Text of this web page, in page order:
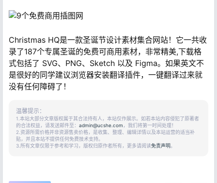
Christmas HQ是一款圣诞节设计素材集合网站！它一共收
录了187个专属圣诞的免费可商用素材，非常精美,下载格
式包括了 SVG、PNG、Sketch 以及 Figma。如果英文不
是很好的同学建议浏览器安装翻译插件，一键翻译过来就
没有任何障碍了！
温馨提示：
1.本站大部分文章版权属于其合法持有人，本站仅作展示。如若本站内容侵犯了原著者
的合法权益，请发送邮件至： admin@ucshe.com ，我们将第一时间处理！
2.资源所需价格并非资源售卖价格，是收集、整理、编辑详情以及本站运营的适当补
贴，并且本站不提供任何免费技术支持。
3.所有文章仅限于参考和学习，版权归原作者所有，更多请阅读免责声明。